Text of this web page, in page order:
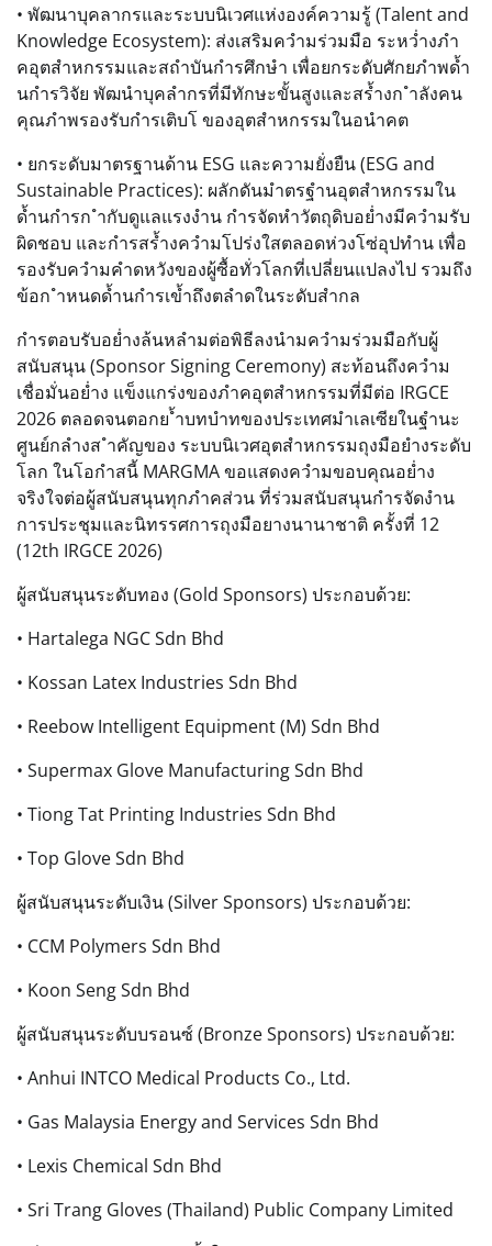
• พัฒนาบุคลากรและระบบนิเวศแห่งองค์ความรู้ (Talent and
Knowledge Ecosystem): ส่งเสริมควำมร่วมมือ ระหว่ำงภำ
คอุตสำหกรรมและสถำบันกำรศึกษำ เพื่อยกระดับศักยภำพด้ำ
นกำรวิจัย พัฒนำบุคลำกรที่มีทักษะขั้นสูงและสร้ำงก ำลังคน
คุณภำพรองรับกำรเติบโ ของอุตสำหกรรมในอนำคต
• ยกระดับมาตรฐานด้าน ESG และความยั่งยืน (ESG and
Sustainable Practices): ผลักดันมำตรฐำนอุตสำหกรรมใน
ด้ำนกำรก ำกับดูแลแรงงำน กำรจัดหำวัตถุดิบอย่ำงมีควำมรับ
ผิดชอบ และกำรสร้ำงควำมโปร่งใสตลอดห่วงโซ่อุปทำน เพื่อ
รองรับควำมคำดหวังของผู้ซื้อทั่วโลกที่เปลี่ยนแปลงไป รวมถึง
ข้อก ำหนดด้ำนกำรเข้ำถึงตลำดในระดับสำกล
กำรตอบรับอย่ำงล้นหลำมต่อพิธีลงนำมควำมร่วมมือกับผู้
สนับสนุน (Sponsor Signing Ceremony) สะท้อนถึงควำม
เชื่อมั่นอย่ำง แข็งแกร่งของภำคอุตสำหกรรมที่มีต่อ IRGCE
2026 ตลอดจนตอกย ้ำบทบำทของประเทศมำเลเซียในฐำนะ
ศูนย์กลำงส ำคัญของ ระบบนิเวศอุตสำหกรรมถุงมือยำงระดับ
โลก ในโอกำสนี้ MARGMA ขอแสดงควำมขอบคุณอย่ำง
จริงใจต่อผู้สนับสนุนทุกภำคส่วน ที่ร่วมสนับสนุนกำรจัดงำน
การประชุมและนิทรรศการถุงมือยางนานาชาติ ครั้งที่ 12
(12th IRGCE 2026)
ผู้สนับสนุนระดับทอง (Gold Sponsors) ประกอบด้วย:
• Hartalega NGC Sdn Bhd
• Kossan Latex Industries Sdn Bhd
• Reebow Intelligent Equipment (M) Sdn Bhd
• Supermax Glove Manufacturing Sdn Bhd
• Tiong Tat Printing Industries Sdn Bhd
• Top Glove Sdn Bhd
ผู้สนับสนุนระดับเงิน (Silver Sponsors) ประกอบด้วย:
• CCM Polymers Sdn Bhd
• Koon Seng Sdn Bhd
ผู้สนับสนุนระดับบรอนซ์ (Bronze Sponsors) ประกอบด้วย:
• Anhui INTCO Medical Products Co., Ltd.
• Gas Malaysia Energy and Services Sdn Bhd
• Lexis Chemical Sdn Bhd
• Sri Trang Gloves (Thailand) Public Company Limited